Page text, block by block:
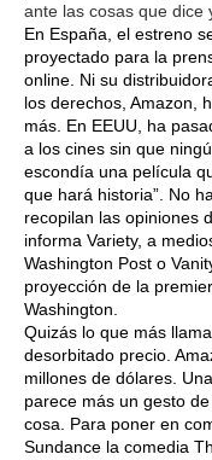
ante las cosas que dice
En España, el estreno
proyectado para la
online. Ni su
los derechos, Amazon,
más. En EEUU, ha
a los cines sin que
escondía una película
que hará historia”. No
recopilan las opiniones
informa Variety, a
Washington Post o
proyección de la
Washington.
Quizás lo que más
desorbitado precio.
millones de dólares.
parece más un gesto
cosa. Para poner en
Sundance la comedia